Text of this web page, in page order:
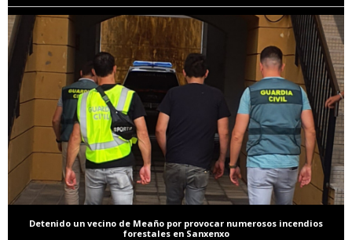
Detenido un vecino de Meaño por provocar numerosos incendios
forestales en Sanxenxo